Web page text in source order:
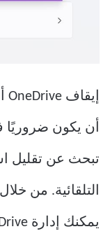
أن يكون
تبحث عن تقليل
التلقائية. من